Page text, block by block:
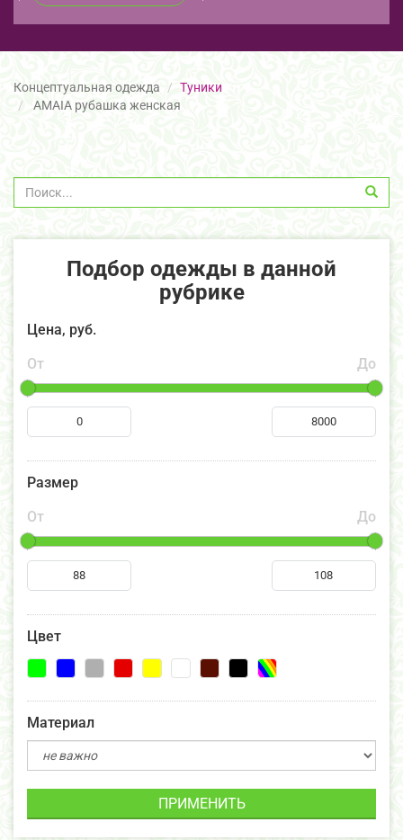
Концептуальная одежда
Туники
AMAIA рубашка женская
Подбор одежды в данной
рубрике
Цена, руб.
От
До
Размер
От
До
Цвет
Материал
ПРИМЕНИТЬ